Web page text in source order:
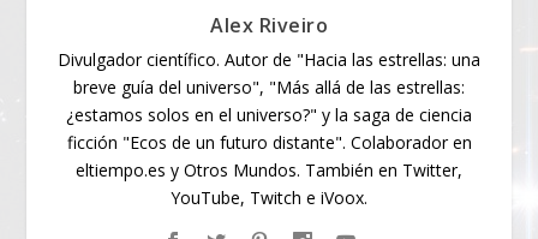
Alex Riveiro
Divulgador científico. Autor de "Hacia las estrellas: una
breve guía del universo", "Más allá de las estrellas:
¿estamos solos en el universo?" y la saga de ciencia
ficción "Ecos de un futuro distante". Colaborador en
eltiempo.es y Otros Mundos. También en Twitter,
YouTube, Twitch e iVoox.